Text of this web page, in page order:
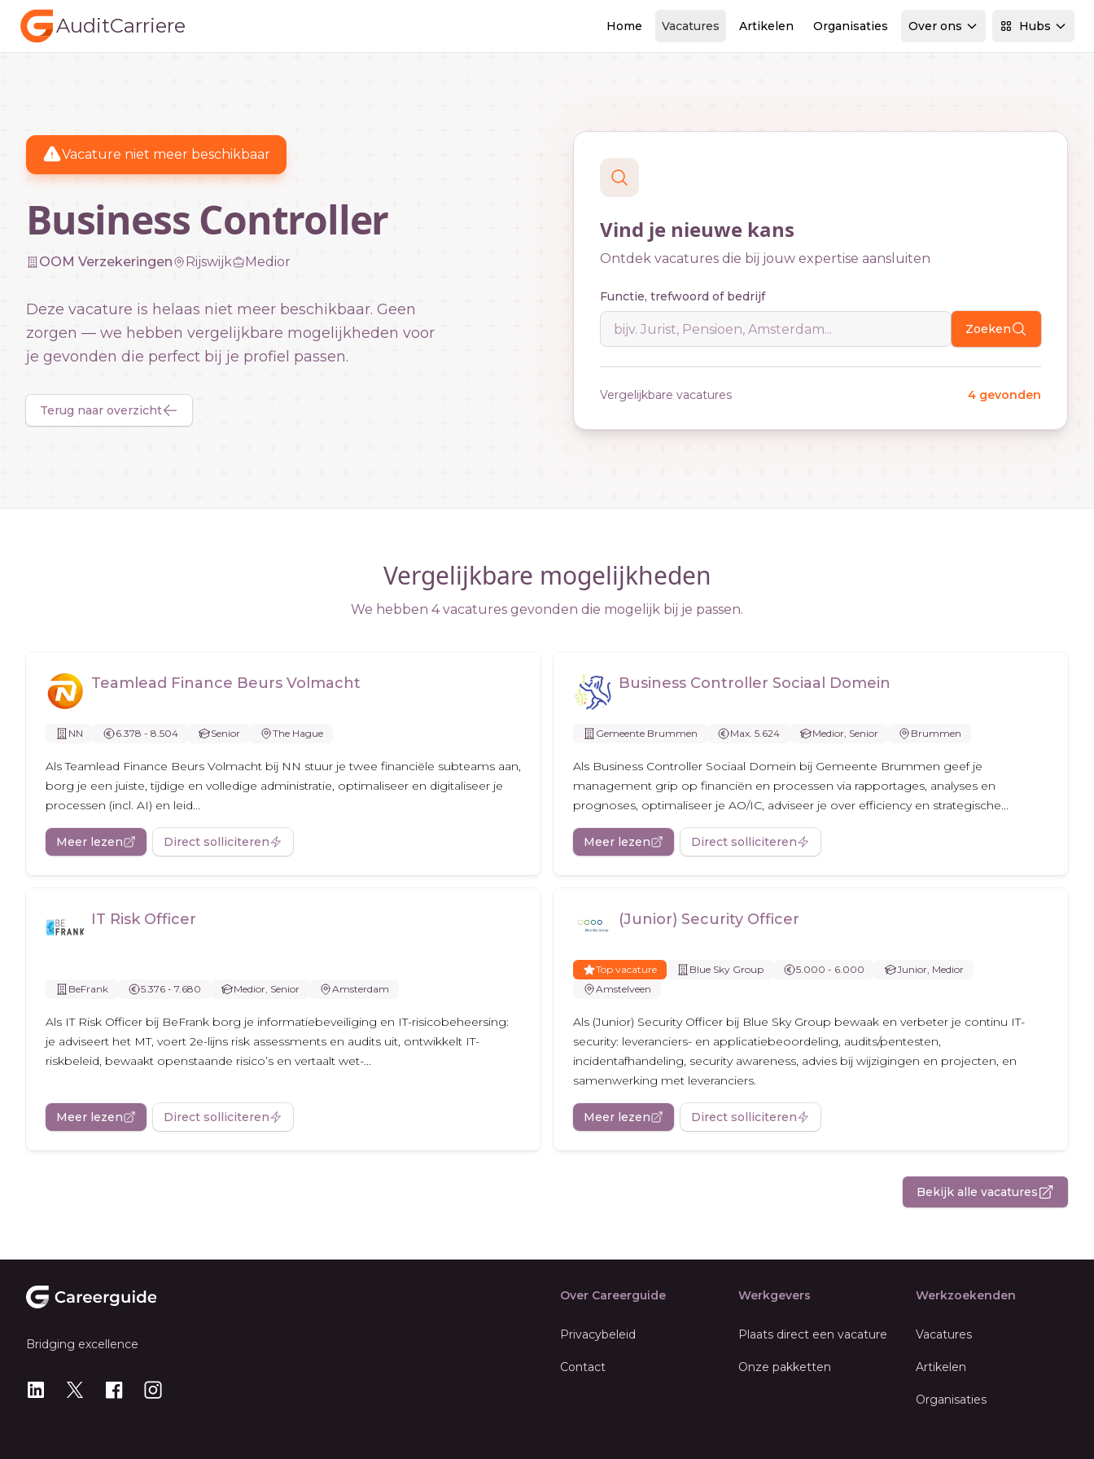
AuditCarriere Home Vacatures Artikelen Organisaties Over ons Hubs
Vacature niet meer beschikbaar
Business Controller
OOM Verzekeringen Rijswijk Medior
Deze vacature is helaas niet meer beschikbaar. Geen
zorgen — we hebben vergelijkbare mogelijkheden voor
je gevonden die perfect bij je profiel passen.
Terug naar overzicht
Vind je nieuwe kans
Ontdek vacatures die bij jouw expertise aansluiten
Functie, trefwoord of bedrijf
Zoeken
Vergelijkbare vacatures 4 gevonden
Vergelijkbare mogelijkheden
We hebben 4 vacatures gevonden die mogelijk bij je passen.
Teamlead Finance Beurs Volmacht
NN 6.378 - 8.504 Senior The Hague
Als Teamlead Finance Beurs Volmacht bij NN stuur je twee financiële subteams aan,
borg je een juiste, tijdige en volledige administratie, optimaliseer en digitaliseer je
processen (incl. AI) en leid...
Meer lezen Direct solliciteren
Business Controller Sociaal Domein
Gemeente Brummen Max. 5.624 Medior, Senior Brummen
Als Business Controller Sociaal Domein bij Gemeente Brummen geef je
management grip op financiën en processen via rapportages, analyses en
prognoses, optimaliseer je AO/IC, adviseer je over efficiency en strategische...
Meer lezen Direct solliciteren
IT Risk Officer
BeFrank 5.376 - 7.680 Medior, Senior Amsterdam
Als IT Risk Officer bij BeFrank borg je informatiebeveiliging en IT-risicobeheersing:
je adviseert het MT, voert 2e-lijns risk assessments en audits uit, ontwikkelt IT-
riskbeleid, bewaakt openstaande risico’s en vertaalt wet-...
Meer lezen Direct solliciteren
(Junior) Security Officer
Top vacature Blue Sky Group 5.000 - 6.000
Junior, Medior
Amstelveen
Als (Junior) Security Officer bij Blue Sky Group bewaak en verbeter je continu IT-
security: leveranciers- en applicatiebeoordeling, audits/pentesten,
incidentafhandeling, security awareness, advies bij wijzigingen en projecten, en
samenwerking met leveranciers.
Meer lezen Direct solliciteren
Bekijk alle vacatures
Bridging excellence
LinkedIn
X Instagram
Over Careerguide
Privacybeleid
Contact
Werkgevers
Plaats direct een vacature
Onze pakketten
Werkzoekenden
Vacatures
Artikelen
Organisaties